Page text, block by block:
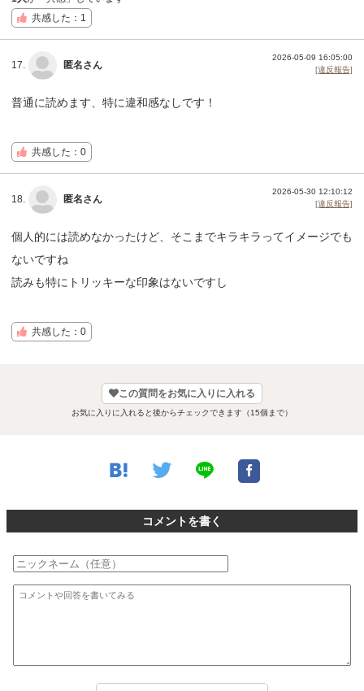
共感した：1
17. 匿名さん
2026-05-09 16:05:00
[違反報告]
普通に読めます、特に違和感なしです！
共感した：0
18. 匿名さん
2026-05-30 12:10:12
[違反報告]
個人的には読めなかったけど、そこまでキラキラってイメージでも
ないですね
読みも特にトリッキーな印象はないですし
共感した：0
この質問をお気に入りに入れる
お気に入りに入れると後からチェックできます（15個まで）
コメントを書く